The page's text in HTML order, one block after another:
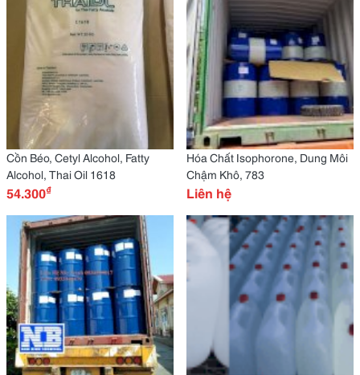
Cồn Béo, Cetyl Alcohol, Fatty
Alcohol, Thai Oil 1618
54.300₫
Hóa Chất Isophorone, Dung Môi
Chậm Khô, 783
Liên hệ